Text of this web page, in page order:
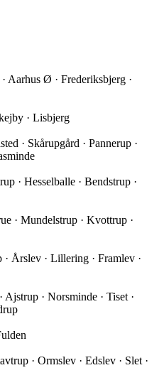
Aarhus Ø · Frederiksbjerg ·
· Lisbjerg
· Skårupgård · Pannerup ·
· Hesselballe · Bendstrup ·
· Mundelstrup · Kvottrup ·
Årslev · Lillering · Framlev ·
Ajstrup · Norsminde · Tiset ·
· Ormslev · Edslev · Slet ·